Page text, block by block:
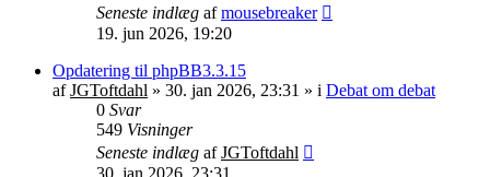
Seneste indlæg afmousebreaker
19. jun 2026, 19:20
Opdatering til phpBB3.3.15
afJGToftdahl » 30. jan 2026, 23:31 » i Debat om debat
0 Svar
549 Visninger
Seneste indlæg afJGToftdahl
30. jan 2026, 23:31